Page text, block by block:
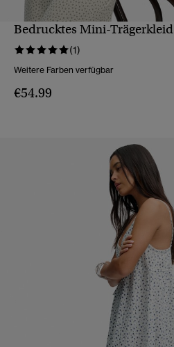
SCHNELLANSICHT
Bedrucktes Mini-Trägerkleid
(1)
Weitere Farben verfügbar
€54.99